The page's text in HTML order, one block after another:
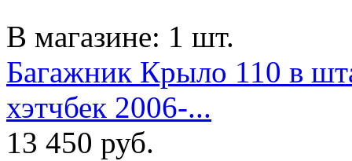
В магазине: 1 шт.
Багажник Крыло 110 в
хэтчбек 2006-...
13 450 руб.